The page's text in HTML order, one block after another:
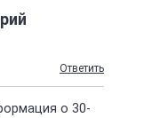
Ответить
о 30-